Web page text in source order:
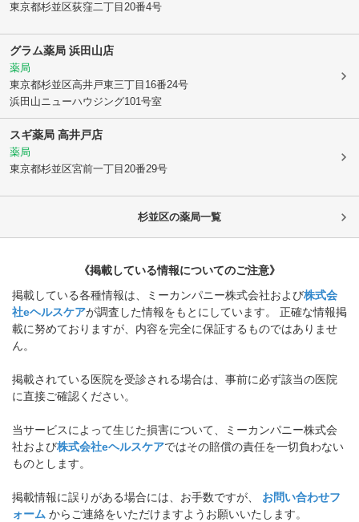
東京都杉並区荻窪二丁目20番4号
グラム薬局 浜田山店
薬局
東京都杉並区高井戸東三丁目16番24号
浜田山ニューハウジング101号室
スギ薬局 高井戸店
薬局
東京都杉並区宮前一丁目20番29号
杉並区の薬局一覧
《掲載している情報についてのご注意》
掲載している各種情報は、ミーカンパニー株式会社および株式会
社eヘルスケアが調査した情報をもとにしています。 正確な情報掲
載に努めておりますが、内容を完全に保証するものではありませ
ん。
掲載されている医院を受診される場合は、事前に必ず該当の医院
に直接ご確認ください。
当サービスによって生じた損害について、ミーカンパニー株式会
社および株式会社eヘルスケアではその賠償の責任を一切負わない
ものとします。
掲載情報に誤りがある場合には、お手数ですが、
お問い合わせフ
ォーム からご連絡をいただけますようお願いいたします。